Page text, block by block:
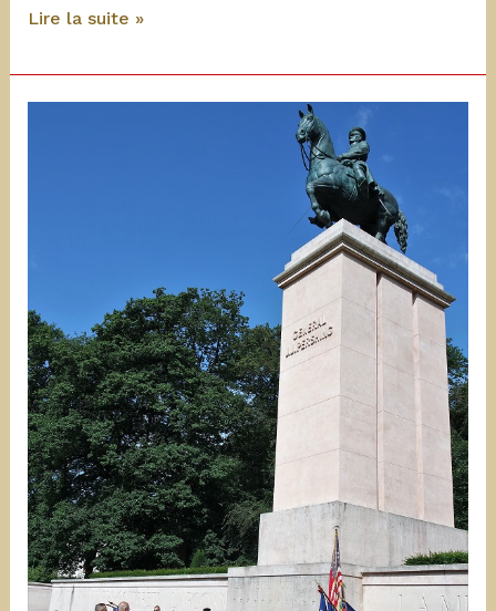
Notre
vue
d’en
Lire la suite »